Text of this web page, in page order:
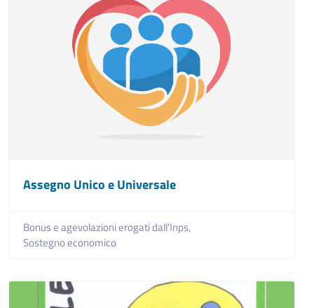
Assegno Unico e Universale
Bonus e agevolazioni erogati dall'Inps,
Sostegno economico